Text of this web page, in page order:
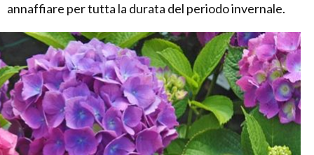
annaffiare per tutta la durata del periodo invernale.